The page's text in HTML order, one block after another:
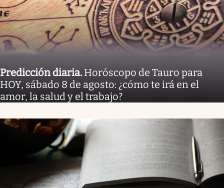
Predicción diaria. Horóscopo de Tauro para
HOY, sábado 8 de agosto: ¿cómo te irá en el
amor, la salud y el trabajo?